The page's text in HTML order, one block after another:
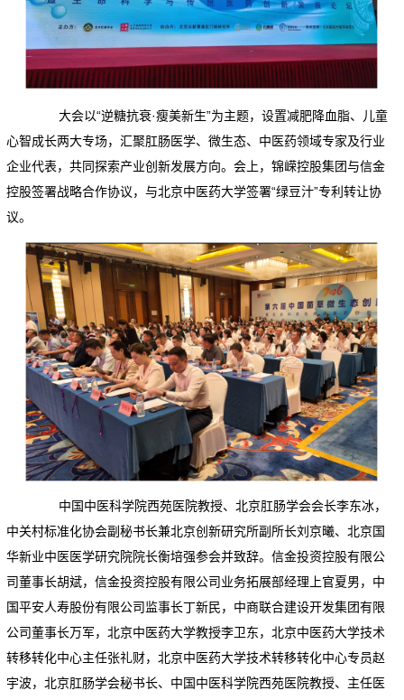
大会以“逆糖抗衰·瘦美新生”为主题，设置减肥降血脂、儿童
心智成长两大专场，汇聚肛肠医学、微生态、中医药领域专家及行业
企业代表，共同探索产业创新发展方向。会上，锦嵘控股集团与信金
控股签署战略合作协议，与北京中医药大学签署“绿豆汁”专利转让协
议。
中国中医科学院西苑医院教授、北京肛肠学会会长李东冰，
中关村标准化协会副秘书长兼北京创新研究所副所长刘京曦、北京国
华新业中医医学研究院院长衡培强参会并致辞。信金投资控股有限公
司董事长胡斌，信金投资控股有限公司业务拓展部经理上官夏男，中
国平安人寿股份有限公司监事长丁新民，中商联合建设开发集团有限
公司董事长万军，北京中医药大学教授李卫东，北京中医药大学技术
转移转化中心主任张礼财，北京中医药大学技术转移转化中心专员赵
宇波，北京肛肠学会秘书长、中国中医科学院西苑医院教授、主任医